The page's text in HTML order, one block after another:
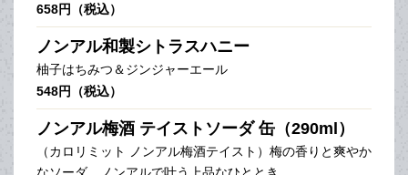
658円（税込）
ノンアル和製シトラスハニー
柚子はちみつ＆ジンジャーエール
548円（税込）
ノンアル梅酒 テイストソーダ 缶（290ml）
（カロリミット ノンアル梅酒テイスト）梅の香りと爽やか
なソーダ。ノンアルで叶う上品なひととき。